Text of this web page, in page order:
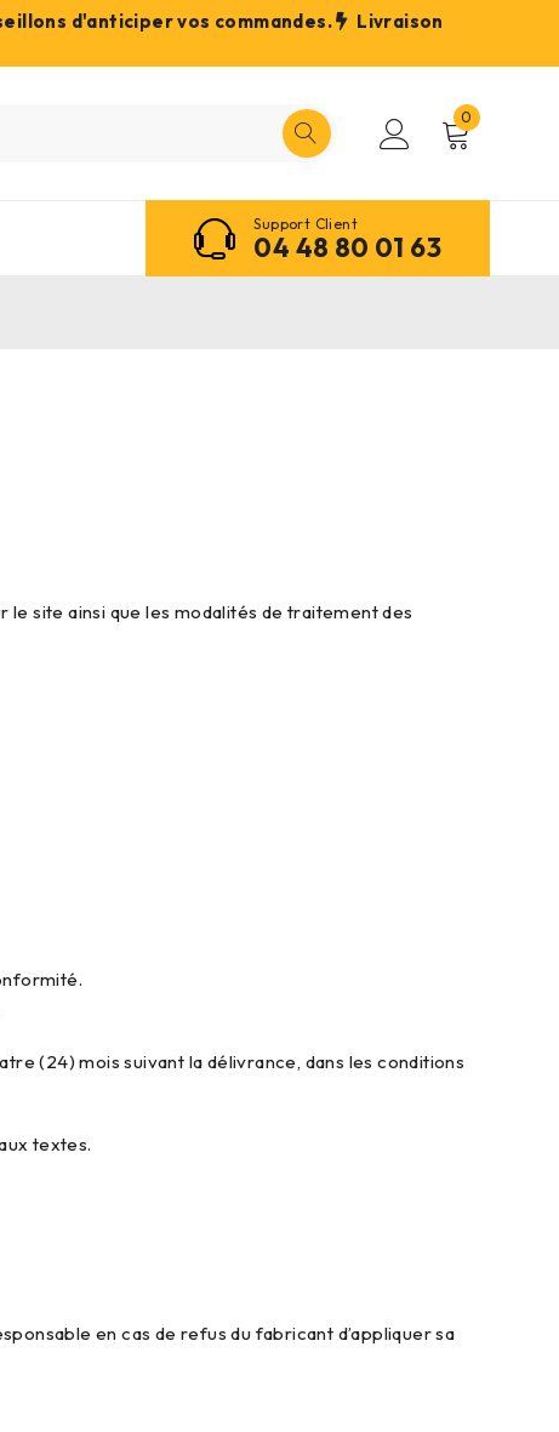
d'anticiper vos commandes.
Livraison
0
Support Client
04 48 80 01 63
site ainsi que les modalités de traitement des
(24) mois suivant la délivrance, dans les conditions
textes.
en cas de refus du fabricant d’appliquer sa